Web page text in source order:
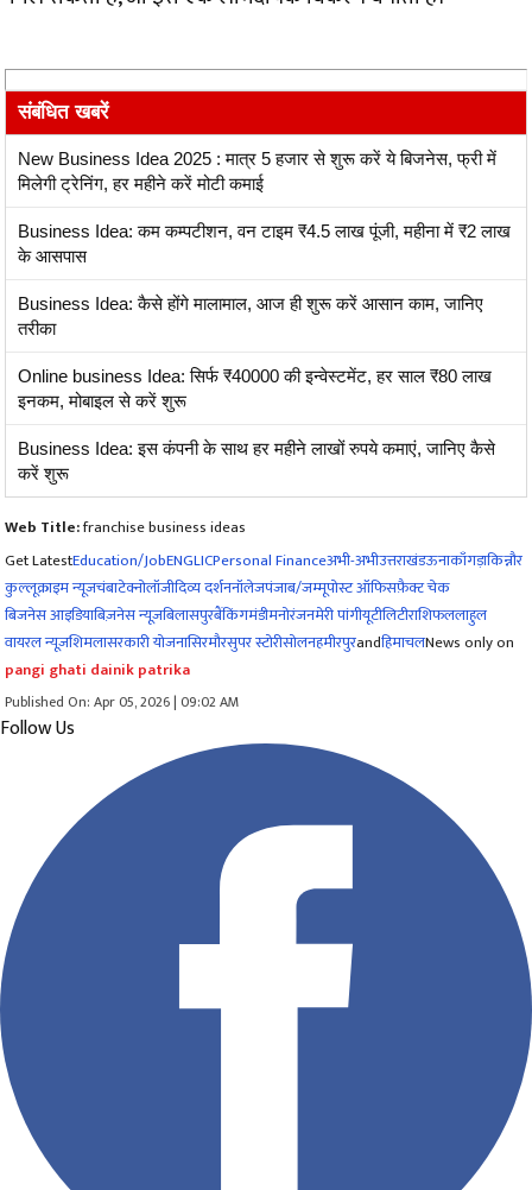
संबंधित खबरें
New Business Idea 2025 : मात्र 5 हजार से शुरू करें ये बिजनेस, फ्री में
मिलेगी ट्रेनिंग, हर महीने करें मोटी कमाई
Business Idea: कम कम्पटीशन, वन टाइम ₹4.5 लाख पूंजी, महीना में ₹2 लाख
के आसपास
Business Idea: कैसे होंगे मालामाल, आज ही शुरू करें आसान काम, जानिए
तरीका
Online business Idea: सिर्फ ₹40000 की इन्वेस्टमेंट, हर साल ₹80 लाख
इनकम, मोबाइल से करें शुरू
Business Idea: इस कंपनी के साथ हर महीने लाखों रुपये कमाएं, जानिए कैसे
करें शुरू
Web Title:franchise business ideas
Get LatestEducation/JobENGLICPersonal Financeअभी-अभीउत्तराखंडऊनाकाँगड़ाकिन्नौर
कुल्लूक्राइम न्यूजचंबाटेक्नोलॉजीदिव्य दर्शननॉलेजपंजाब/जम्मूपोस्ट ऑफिसफ़ैक्ट चेक
बिजनेस आइडियाबिज़नेस न्यूज़बिलासपुरबैंकिंगमंडीमनोरंजनमेरी पांगीयूटीलिटीराशिफललाहुल
वायरल न्यूज़शिमलासरकारी योजनासिरमौरसुपर स्टोरीसोलनहमीरपुरandहिमाचलNews only on
pangi ghati dainik patrika
Published On: Apr 05, 2026 | 09:02 AM
Follow Us